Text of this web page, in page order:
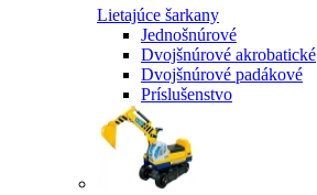
Lietajúce šarkany
Jednošnúrové
Dvojšnúrové akrobatické
Dvojšnúrové padákové
Príslušenstvo